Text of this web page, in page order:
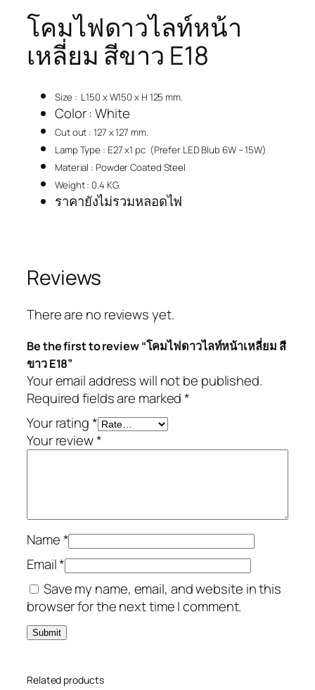
โคมไฟดาวไลท์หน้า
เหลี่ยม สีขาว E18
Size : L150 x W150 x H 125 mm.
Color : White
Cut out : 127 x 127 mm.
Lamp Type : E27 x1 pc (Prefer LED Blub 6W – 15W)
Material : Powder Coated Steel
Weight : 0.4 KG.
ราคายังไม่รวมหลอดไฟ
Reviews
There are no reviews yet.
Be the first to review “โคมไฟดาวไลท์หน้าเหลี่ยม สี
ขาว E18”
Your email address will not be published.
Required fields are marked*
Your rating*
Your review*
Name*
Email*
Save my name, email, and website in this
browser for the next time I comment.
Related products